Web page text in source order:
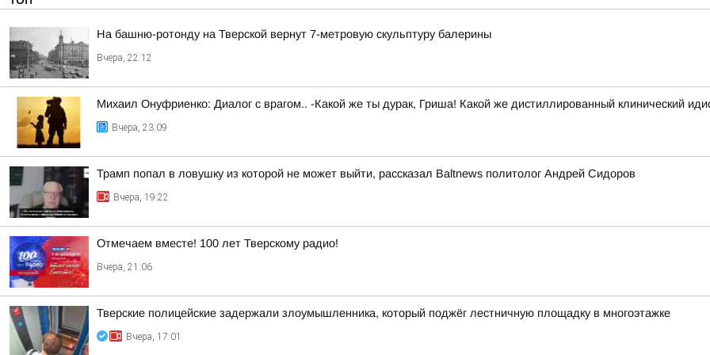
На башню-ротонду на Тверской вернут 7-метровую скульптуру балерины
Вчера, 22:12
Михаил Онуфриенко: Диалог с врагом.. -Какой же ты дурак, Гриша! Какой же дистиллированный клинический
Вчера, 23:09
Трамп попал в ловушку из которой не может выйти, рассказал Baltnews политолог Андрей Сидоров
Вчера, 19:22
Отмечаем вместе! 100 лет Тверскому радио!
Вчера, 21:06
Тверские полицейские задержали злоумышленника, который поджёг лестничную площадку в многоэтажке
Вчера, 17:01